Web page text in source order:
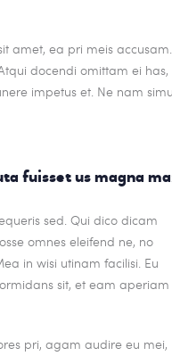
amet, ea pri meis
docendi omittam ei
impetus et. Ne nam
fuisset us magna
sed. Qui dico dicam
omnes eleifend ne, no
in wisi utinam facilisi. Eu
sit, et eam aperiam
pri, agam audire eu mei,